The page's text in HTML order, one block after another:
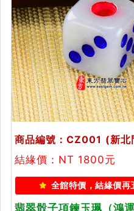
商品編號：CZ001 (新北
結緣價：NT 1800元
全館特價，結緣價再
翡翠骰子項鍊玉珮（鴻